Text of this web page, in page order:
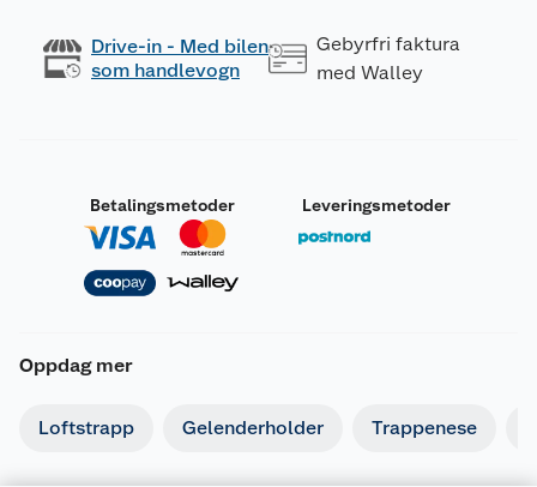
Drive-in - Med bilen
som handlevogn
Gebyrfri faktura
med Walley
Betalingsmetoder Leveringsmetoder
Oppdag mer
Loftstrapp Gelenderholder Trappenese